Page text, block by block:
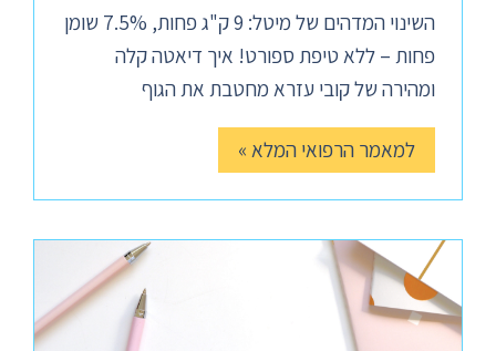
השינוי המדהים של מיטל: 9 ק"ג פחות, 7.5% שומן
פחות – ללא טיפת ספורט! איך דיאטה קלה
ומהירה של קובי עזרא מחטבת את הגוף
למאמר הרפואי המלא »